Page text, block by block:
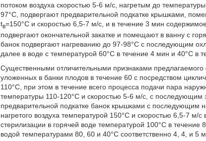
потоком воздуха скоростью 5-6 м/с, нагретым до
97°C, подвергают предварительной подкатке крышками,
tв=150°C и скоростью 6,5-7 м/с, и в течение 3 мин
подвергают окончательной закатке и помещают в ванну с
банок подвергают нагреванию до 97-98°C с последующим
далее в воде с температурой 60°C в течение 4 мин и 40°C в
Существенными отличительными признаками
уложенных в банки плодов в течение 60 с посредством
110°C, при этом в течение всего процесса подачи пара
температуры 110-120°C и скоростью 5-6 м/с, с последующим
предварительной подкатке банок крышками с последующим
нагретого воздуха температурой 150°C и скоростью 6,5-7
стерилизации в горячей воде температурой 100°C в
водой температурами 80, 60 и 40°C соответственно 4, 4, и 5